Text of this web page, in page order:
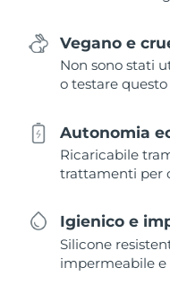
Vegano e
Non sono stati
o testare
Autonomia
Ricaricabile
trattamenti per
Igienico e
Silicone
impermeabile e